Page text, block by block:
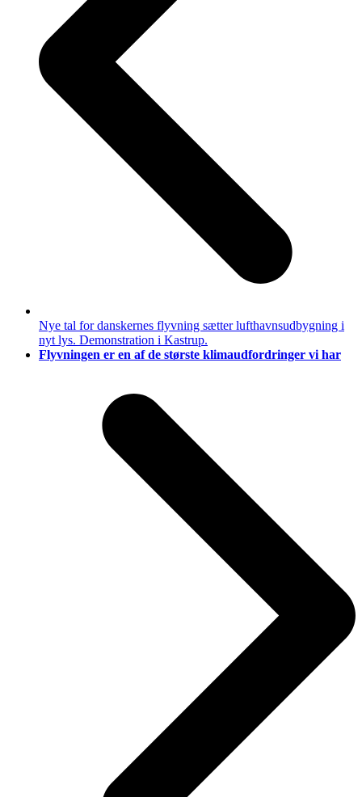
Nye tal for danskernes flyvning sætter lufthavnsudbygning i
nyt lys. Demonstration i Kastrup.
next
Flyvningen er en af de største klimaudfordringer vi har